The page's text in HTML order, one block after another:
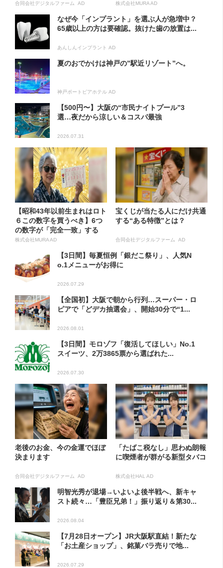
合同会社デジタルファーム AD 株式会社MURA AD
なぜ今「インプラント」を選ぶ人が急増中？
65歳以上の方は要確認。抜けた歯の放置は...
あんしんインプラント AD
夏のおでかけは神戸の”駅近リゾート”へ。
神戸ポートピアホテル AD
【500円〜】大阪の“市民ナイトプール”3
選…夜だから涼しい＆コスパ最強
2026.07.31
【昭和43年以前生まれはロト
６この数字を買うべき】6つ
の数字が「完全一致」する
方...
株式会社MURA AD
宝くじが当たる人にだけ共通
する“ある特徴”とは？
合同会社デジタルファーム AD
【3日間】毎夏恒例「銀だこ祭り」、人気N
o.1メニューがお得に
2026.07.29
【全国初】大阪で朝から行列…スーパー・ロ
ピアで「どデカ抽選会」、開始30分で“1...
2026.08.01
【3日間】モロゾフ「復活してほしい」No.1
スイーツ、2万3865票から選ばれた...
2026.07.30
老後のお金、今の金運でほぼ
決まります
合同会社デジタルファーム AD
「たばこ税なし」思わぬ朗報
に喫煙者が群がる新型タバコ
株式会社HAL AD
明智光秀が退場→いよいよ後半戦へ、新キャ
スト続々…「豊臣兄弟！」振り返り＆第30...
2026.08.04
【7月28日オープン】JR大阪駅直結！新たな
「お土産ショップ」、銘菓バラ売りで地...
2026.07.29